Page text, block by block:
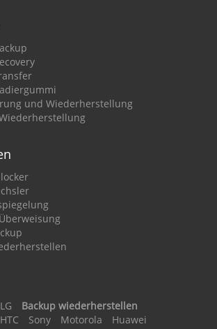
und Wiederherstellung
LG
Backup wiederherstellen
HTC Sony Motorola
Huawei